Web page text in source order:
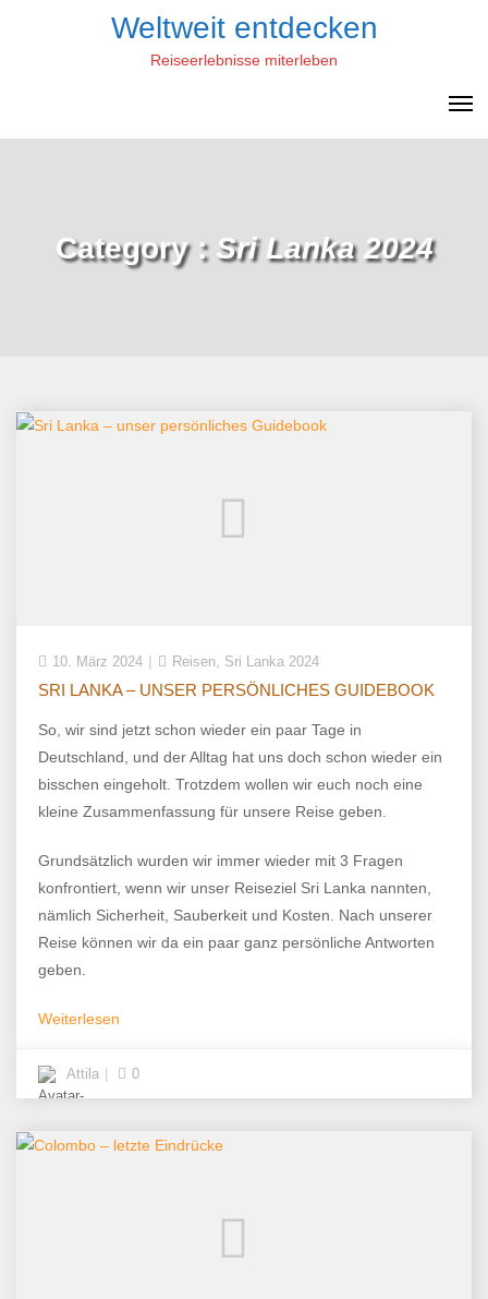
Weltweit entdecken
Reiseerlebnisse miterleben
Category : Sri Lanka 2024
10. März 2024 Reisen Sri Lanka 2024
SRI LANKA – UNSER PERSÖNLICHES GUIDEBOOK
So, wir sind jetzt schon wieder ein paar Tage in
Deutschland, und der Alltag hat uns doch schon wieder ein
bisschen eingeholt. Trotzdem wollen wir euch noch eine
kleine Zusammenfassung für unsere Reise geben.
Grundsätzlich wurden wir immer wieder mit 3 Fragen
konfrontiert, wenn wir unser Reiseziel Sri Lanka nannten,
nämlich Sicherheit, Sauberkeit und Kosten. Nach unserer
Reise können wir da ein paar ganz persönliche Antworten
geben.
Weiterlesen
Attila 0